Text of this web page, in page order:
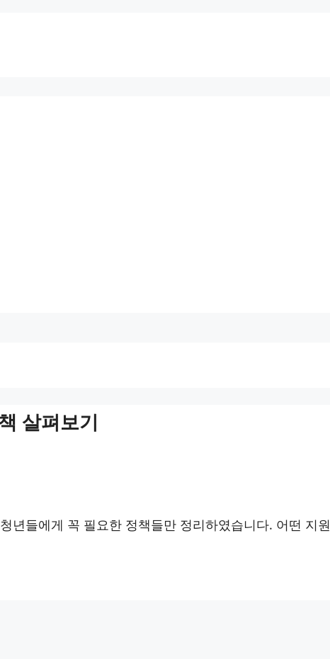
살펴보기
년들에게 꼭 필요한 정책들만 정리하였습니다. 어떤 지원